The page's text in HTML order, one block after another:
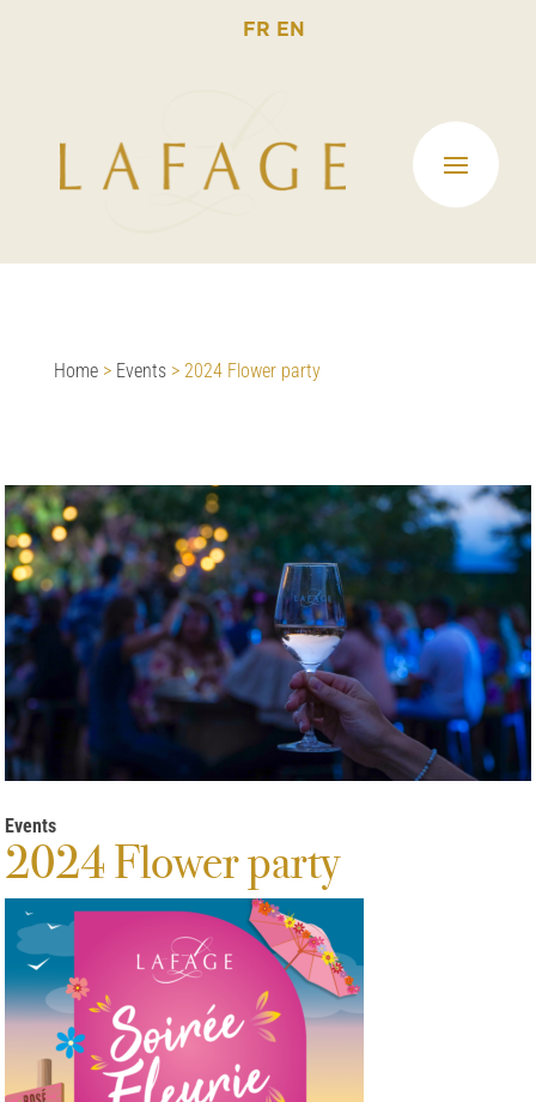
FR EN
Home> Events> 2024 Flower party
Events
2024 Flower party